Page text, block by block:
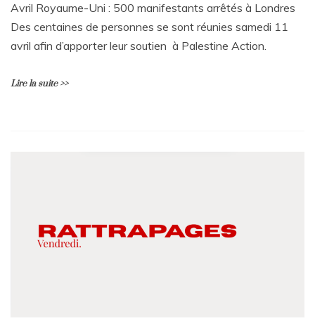
Avril Royaume-Uni : 500 manifestants arrêtés à Londres
Des centaines de personnes se sont réunies samedi 11
avril afin d’apporter leur soutien à Palestine Action.
Lire la suite >>